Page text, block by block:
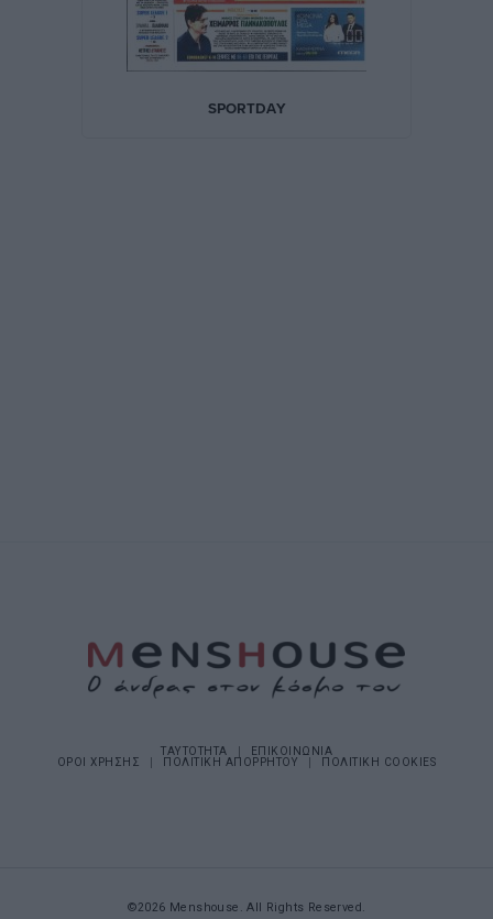
ΤΑΥΤΟΤΗΤΑ
ΕΠΙΚΟΙΝΩΝΙΑ
ΟΡΟΙ ΧΡΗΣΗΣ
ΠΟΛΙΤΙΚΗ ΑΠΟΡΡΗΤΟΥ ΠΟΛΙΤΙΚΗ COOKIES
©2026 Menshouse. All Rights Reserved.